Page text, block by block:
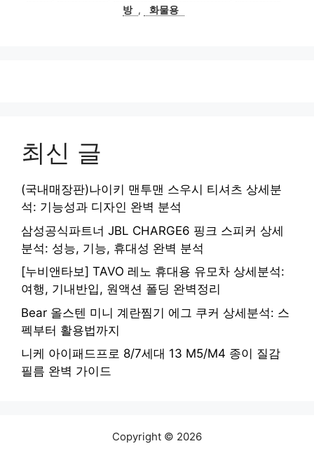
방 , 화물용
최신 글
(국내매장판)나이키 맨투맨 스우시 티셔츠 상세분
석: 기능성과 디자인 완벽 분석
삼성공식파트너 JBL CHARGE6 핑크 스피커 상세
분석: 성능, 기능, 휴대성 완벽 분석
[누비앤타보] TAVO 레노 휴대용 유모차 상세분석:
여행, 기내반입, 원액션 폴딩 완벽정리
Bear 올스텐 미니 계란찜기 에그 쿠커 상세분석: 스
펙부터 활용법까지
니케 아이패드프로 8/7세대 13 M5/M4 종이 질감
필름 완벽 가이드
Copyright © 2026